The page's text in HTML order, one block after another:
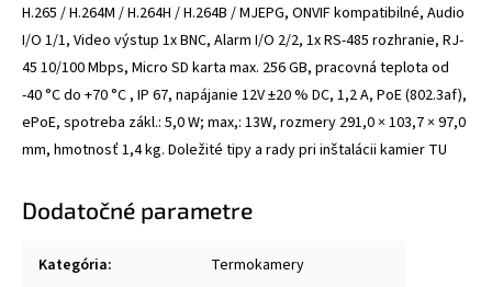
H.265 / H.264M / H.264H / H.264B / MJEPG, ONVIF kompatibilné, Audio
I/O 1/1, Video výstup 1x BNC, Alarm I/O 2/2, 1x RS-485 rozhranie, RJ-
45 10/100 Mbps, Micro SD karta max. 256 GB, pracovná teplota od
-40 °C do +70 °C , IP 67, napájanie 12V ±20 % DC, 1,2 A, PoE (802.3af),
ePoE, spotreba zákl.: 5,0 W; max,: 13W, rozmery 291,0 × 103,7 × 97,0
mm, hmotnosť 1,4 kg. Doležité tipy a rady pri inštalácii kamier TU
Dodatočné parametre
Kategória: Termokamery